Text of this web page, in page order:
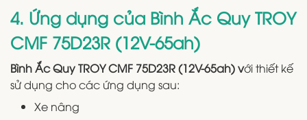
4. Ứng dụng của Bình Ắc Quy TROY
CMF 75D23R (12V-65ah)
Bình Ắc Quy TROY CMF 75D23R (12V-65ah) với thiết kế
sử dụng cho các ứng dụng sau:
Xe nâng